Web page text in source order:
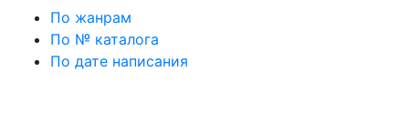
По жанрам
По № каталога
По дате написания